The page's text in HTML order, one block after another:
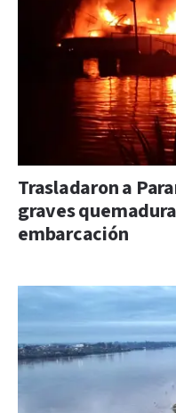
Trasladaron a
graves
embarcación